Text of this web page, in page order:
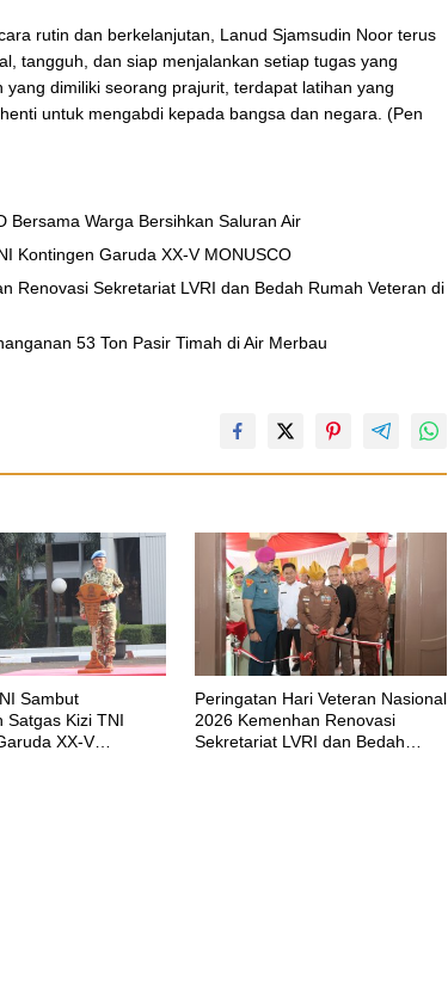
rutin dan berkelanjutan, Lanud Sjamsudin Noor terus
tangguh, dan siap menjalankan setiap tugas yang
dimiliki seorang prajurit, terdapat latihan yang
untuk mengabdi kepada bangsa dan negara. (Pen
Bersama Warga Bersihkan Saluran Air
Kontingen Garuda XX-V MONUSCO
Renovasi Sekretariat LVRI dan Bedah Rumah Veteran di
53 Ton Pasir Timah di Air Merbau
Sambut
Satgas Kizi TNI
XX-V
Peringatan Hari Veteran Nasional
2026 Kemenhan Renovasi
Sekretariat LVRI dan Bedah